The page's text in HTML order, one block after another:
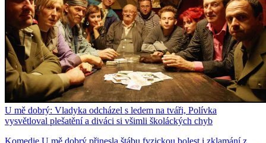
U mě dobrý: Vladyka odcházel s ledem na tváři, Polívka
vysvětloval plešatění a diváci si všimli školáckých chyb
Komedie U mě dobrý přinesla štábu fyzickou bolest i zklamání z